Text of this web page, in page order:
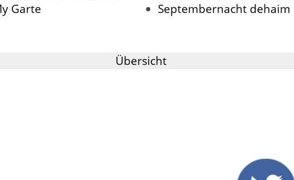
Garte
Septembernacht dehaim
Übersicht